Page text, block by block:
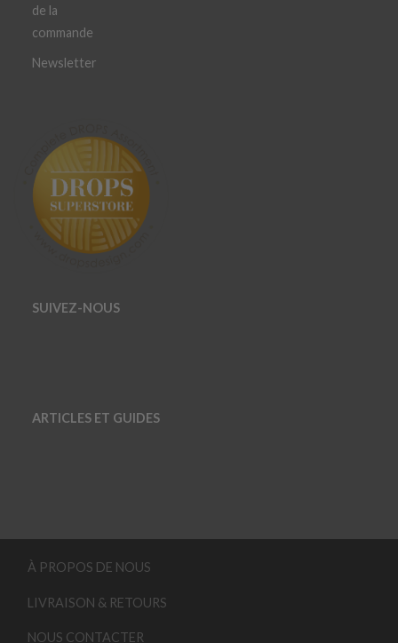
de la
commande
Newsletter
SUIVEZ-NOUS
ARTICLES ET GUIDES
À PROPOS DE NOUS
LIVRAISON & RETOURS
NOUS CONTACTER